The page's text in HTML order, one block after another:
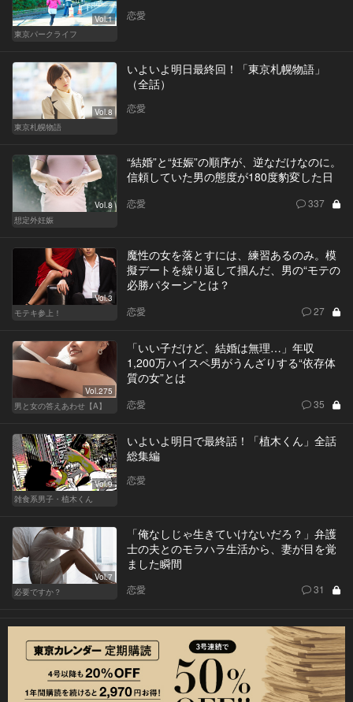
Vol.1
東京パークライフ
恋愛
Vol.8
東京札幌物語
いよいよ明日最終回！「東京札幌物語」
（全話）
恋愛
Vol.8
想定外妊娠
“結婚”と“妊娠”の順序が、逆なだけなのに。
信頼していた男の態度が180度豹変した日
恋愛 337
Vol.3
モテキ参上！
魔性の女を落とすには、練習あるのみ。模
擬デートを繰り返して掴んだ、男の“モテの
必勝パターン”とは？
恋愛 27
Vol.275
男と女の答えあわせ【A】
「いい子だけど、結婚は無理…」年収
1,200万ハイスペ男がうんざりする“依存体
質の女”とは
恋愛 35
Vol.9
雑食系男子・植木くん
いよいよ明日で最終話！「植木くん」全話
総集編
恋愛
Vol.7
必要ですか？
「俺なしじゃ生きていけないだろ？」弁護
士の夫とのモラハラ生活から、妻が目を覚
ました瞬間
恋愛 31